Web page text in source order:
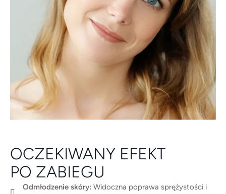
OCZEKIWANY EFEKT
PO ZABIEGU
Odmłodzenie skóry: Widoczna poprawa sprężystości i